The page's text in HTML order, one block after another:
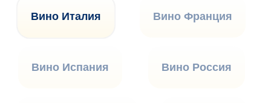
Вино Италия Вино Франция
Вино Испания Вино Россия